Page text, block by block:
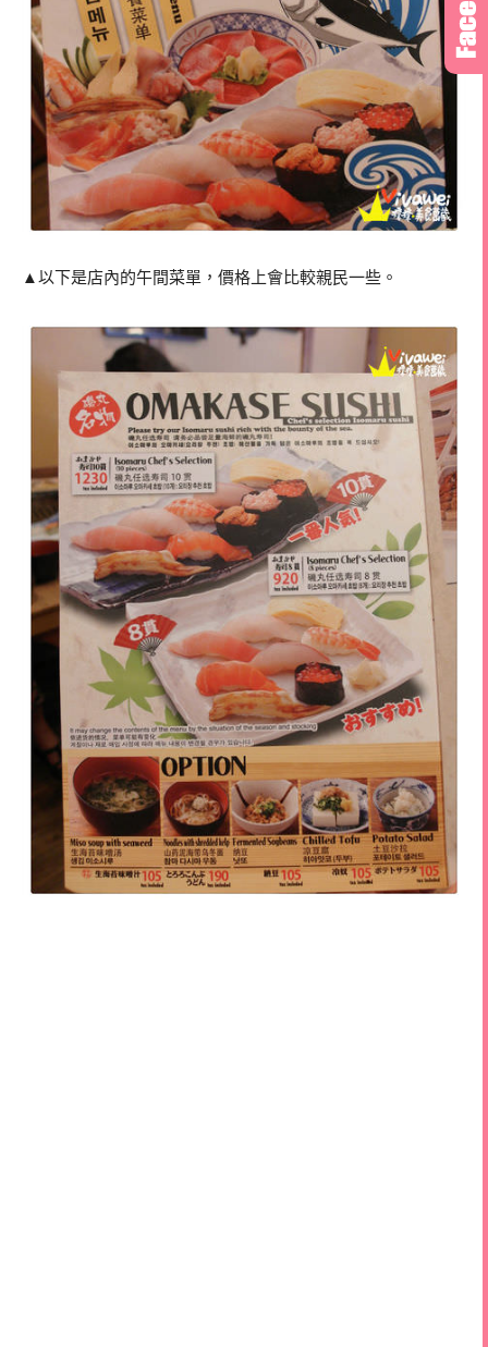
▲以下是店內的午間菜單，價格上會比較親民一些。